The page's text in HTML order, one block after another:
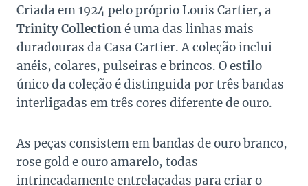
Criada em 1924 pelo próprio Louis Cartier, a
Trinity Collectioné uma das linhas mais
duradouras da Casa Cartier. A coleção inclui
anéis, colares, pulseiras e brincos. O estilo
único da coleção é distinguida por três bandas
interligadas em três cores diferente de ouro.
As peças consistem em bandas de ouro branco,
rose gold e ouro amarelo, todas
intrincadamente entrelaçadas para criar o